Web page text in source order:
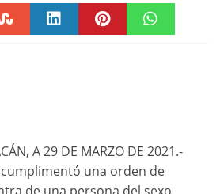
A 29 DE MARZO DE 2021.-
una orden de